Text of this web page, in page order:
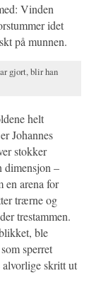
Vinden
idet
på munnen.
gjort, blir han
helt
Johannes
stokker
dimensjon –
en arena for
trærne og
trestammen.
ble
sperret
alvorlige skritt ut